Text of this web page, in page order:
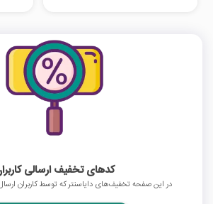
کدهای تخفیف ارسالی
در این صفحه تخفیف‌های دایاسنتر که توسط کاربران